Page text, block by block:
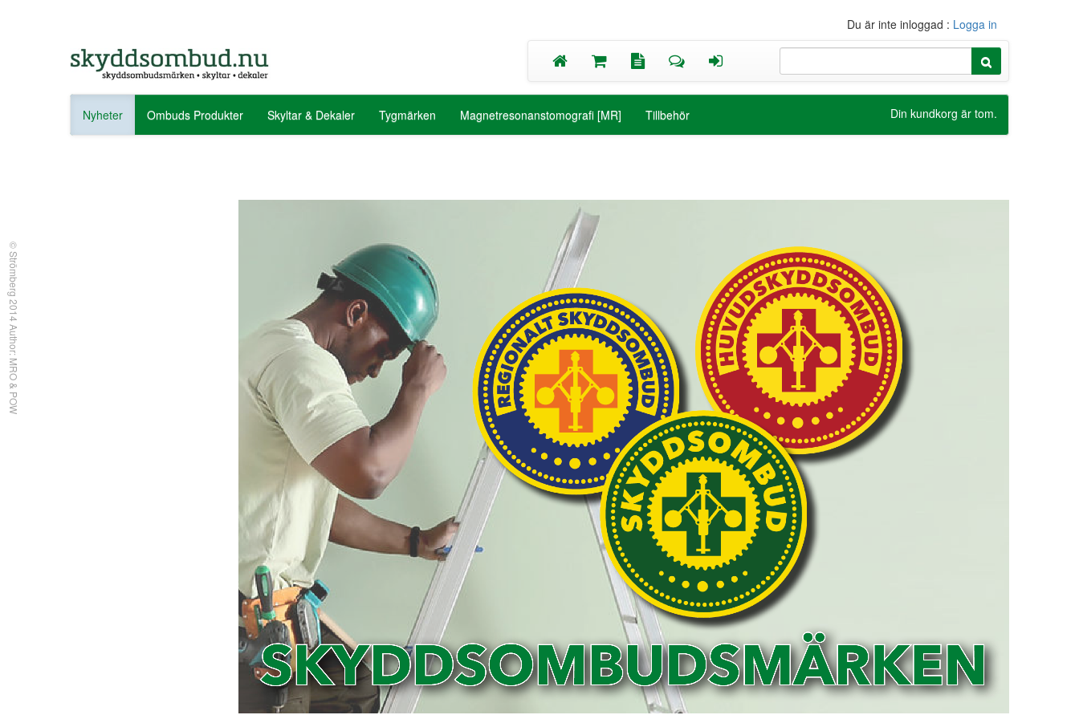
Du är inte inloggad : Logga in
Din kundkorg är tom.
Nyheter Ombuds Produkter Skyltar & Dekaler Tygmärken Magnetresonanstomografi [MR] Tillbehör
© Strömberg 2014 Author: MRO & POW